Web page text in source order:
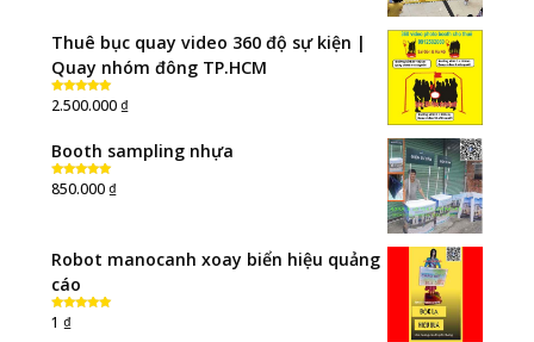
Thuê bục quay video 360 độ sự kiện |
Quay nhóm đông TP.HCM
Rated5.00
out of 5
2.500.000₫
Booth sampling nhựa
Rated5.00
out of 5
850.000₫
Robot manocanh xoay biển hiệu quảng
cáo
Rated
out of 5
1 ₫